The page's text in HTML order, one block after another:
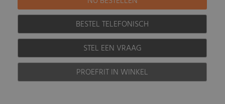
BESTEL TELEFONISCH
STEL EEN VRAAG
PROEFRIT IN WINKEL